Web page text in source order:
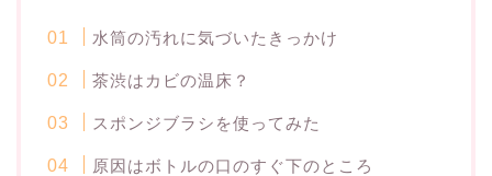
水筒の汚れに気づいたきっかけ
茶渋はカビの温床？
スポンジブラシを使ってみた
原因はボトルの口のすぐ下のところ